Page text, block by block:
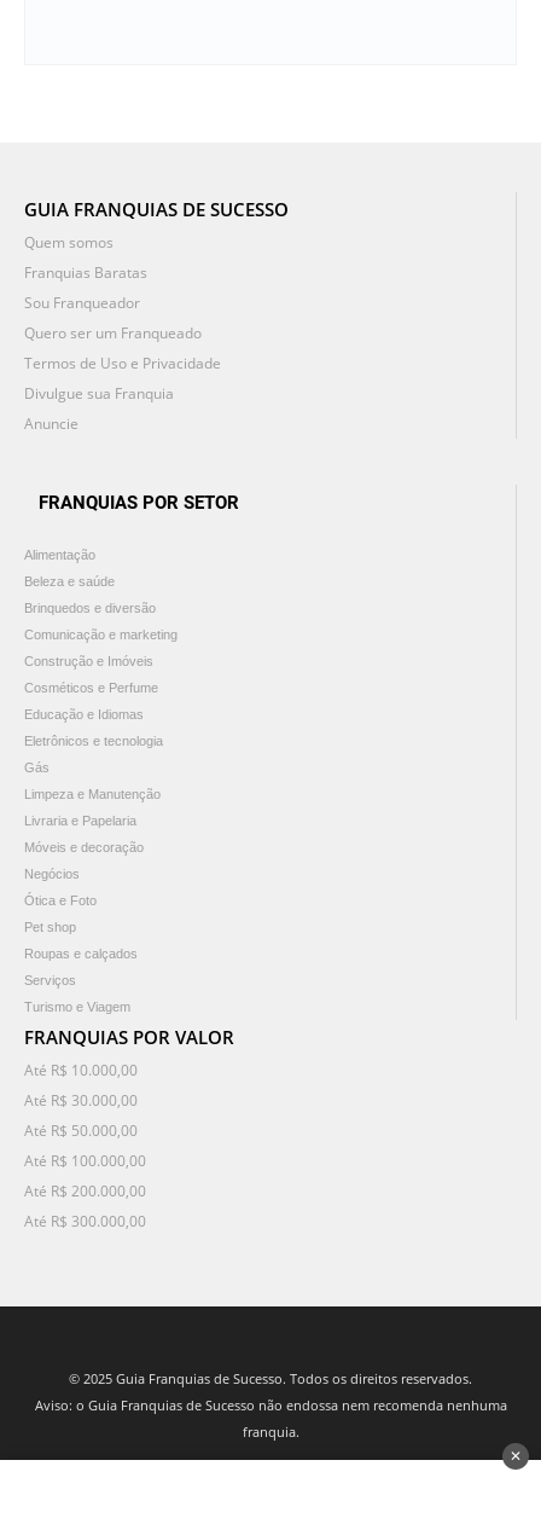
GUIA FRANQUIAS DE SUCESSO
Quem somos
Franquias Baratas
Sou Franqueador
Quero ser um Franqueado
Termos de Uso e Privacidade
Divulgue sua Franquia
Anuncie
FRANQUIAS POR SETOR
Alimentação
Beleza e saúde
Brinquedos e diversão
Comunicação e marketing
Construção e Imóveis
Cosméticos e Perfume
Educação e Idiomas
Eletrônicos e tecnologia
Gás
Limpeza e Manutenção
Livraria e Papelaria
Móveis e decoração
Negócios
Ótica e Foto
Pet shop
Roupas e calçados
Serviços
Turismo e Viagem
FRANQUIAS POR VALOR
Até R$ 10.000,00
Até R$ 30.000,00
Até R$ 50.000,00
Até R$ 100.000,00
Até R$ 200.000,00
Até R$ 300.000,00
© 2025 Guia Franquias de Sucesso. Todos os direitos reservados.
Aviso: o Guia Franquias de Sucesso não endossa nem recomenda nenhuma
franquia.
✕